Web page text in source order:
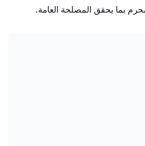
بما يحقق المصلحة العامة.